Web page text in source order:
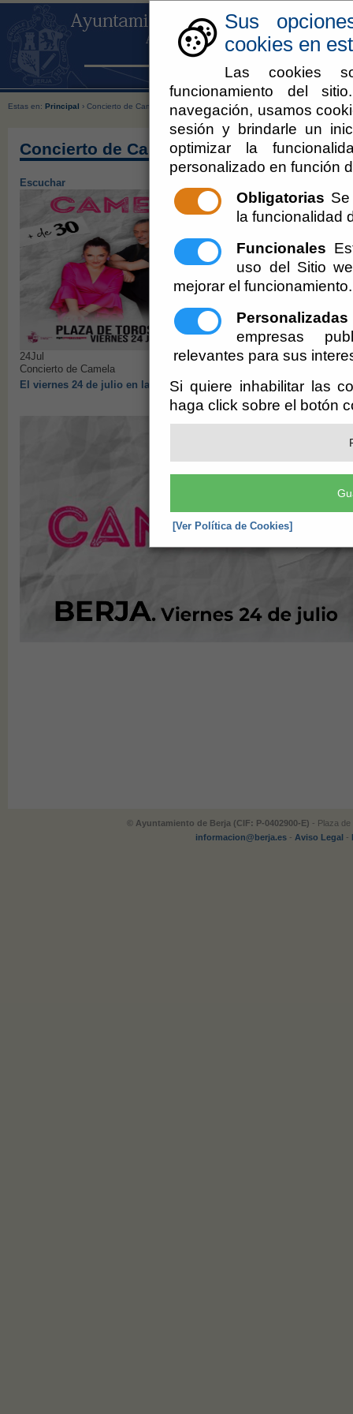
Sus
cookies en
Las cookies
funcionamiento del
navegación, usamos
sesión y brindarle un
optimizar la
personalizado en función
Obligatorias
la funcionalidad
Funcionales
uso del Sitio
mejorar el funcionamiento.
Personalizadas
empresas
relevantes para sus
Si quiere inhabilitar las
haga click sobre el botón
[Ver Política de Cookies]
Estas en: Principal › Concierto de Camela
Concierto de Camela
Escuchar
24Jul
Concierto de Camela
El viernes 24 de julio en la Plaza de Toros de Berja
© Ayuntamiento de Berja (CIF: P-0402900-E) - Plaza
informacion@berja.es - Aviso Legal -